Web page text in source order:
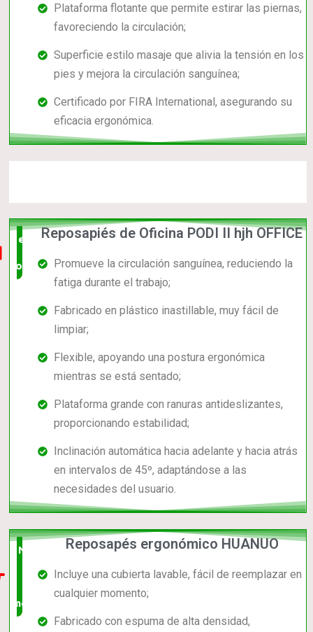
Plataforma flotante que permite estirar las piernas,
favoreciendo la circulación;
Superficie estilo masaje que alivia la tensión en los
pies y mejora la circulación sanguínea;
Certificado por FIRA International, asegurando su
eficacia ergonómica.
el mas
completo
Reposapiés de Oficina PODI II hjh OFFICE
Promueve la circulación sanguínea, reduciendo la
fatiga durante el trabajo;
Fabricado en plástico inastillable, muy fácil de
limpiar;
Flexible, apoyando una postura ergonómica
mientras se está sentado;
Plataforma grande con ranuras antideslizantes,
proporcionando estabilidad;
Inclinación automática hacia adelante y hacia atrás
en intervalos de 45º, adaptándose a las
necesidades del usuario.
Nuevo
en el
mercado
Reposapés ergonómico HUANUO
Incluye una cubierta lavable, fácil de reemplazar en
cualquier momento;
Fabricado con espuma de alta densidad,